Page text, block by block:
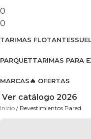
0
0
TARIMAS FLOTANTES
PARQUETTARIMAS PARA
MARCAS🔥 OFERTAS
Ver catálogo 2026
Inicio Revestimientos Pared